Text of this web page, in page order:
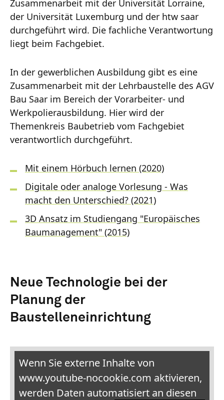
Zusammenarbeit mit der Universität Lorraine,
der Universität Luxemburg und der htw saar
durchgeführt wird. Die fachliche Verantwortung
liegt beim Fachgebiet.
In der gewerblichen Ausbildung gibt es eine
Zusammenarbeit mit der Lehrbaustelle des AGV
Bau Saar im Bereich der Vorarbeiter- und
Werkpolierausbildung. Hier wird der
Themenkreis Baubetrieb vom Fachgebiet
verantwortlich durchgeführt.
Mit einem Hörbuch lernen (2020)
Digitale oder analoge Vorlesung - Was
macht den Unterschied? (2021)
3D Ansatz im Studiengang "Europäisches
Baumanagement" (2015)
Neue Technologie bei der
Planung der
Baustelleneinrichtung
Wenn Sie externe Inhalte von
www.youtube-nocookie.com aktivieren,
werden Daten automatisiert an diesen